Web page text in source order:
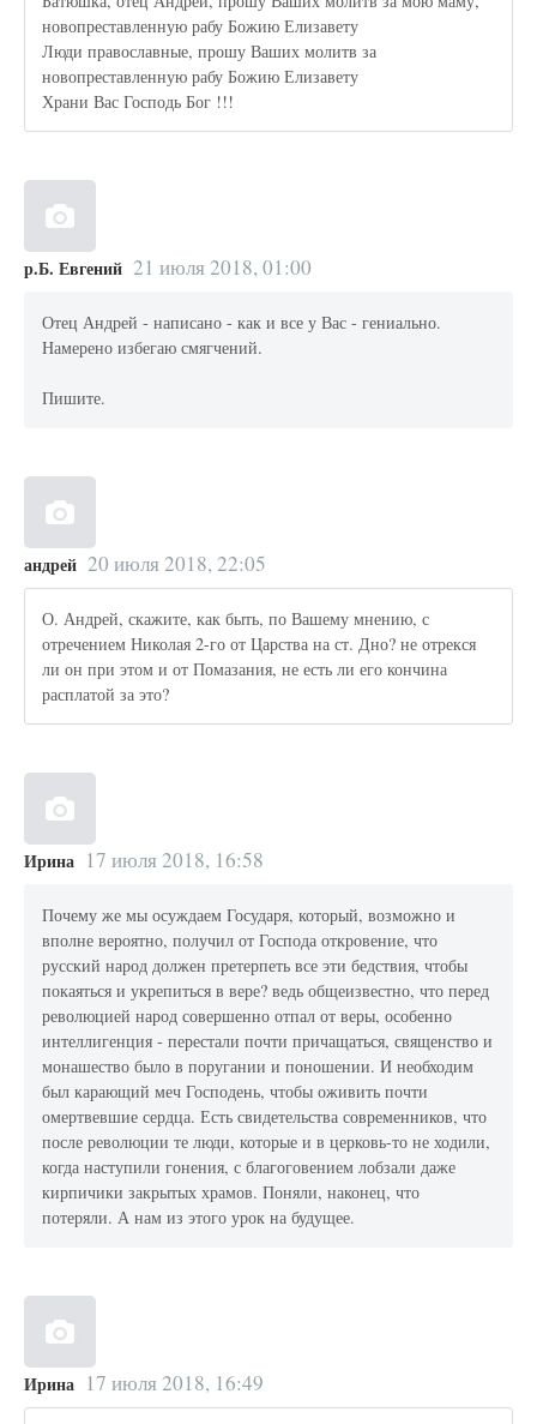
новопреставленную рабу Божию Елизавету
Люди православные, прошу Ваших молитв за
новопреставленную рабу Божию Елизавету
Храни Вас Господь Бог !!!
р.Б. Евгений 21 июля 2018, 01:00
Отец Андрей - написано - как и все у Вас - гениально.
Намерено избегаю смягчений.
Пишите.
андрей 20 июля 2018, 22:05
О. Андрей, скажите, как быть, по Вашему мнению, с
отречением Николая 2-го от Царства на ст. Дно? не отрекся
ли он при этом и от Помазания, не есть ли его кончина
расплатой за это?
Ирина 17 июля 2018, 16:58
Почему же мы осуждаем Государя, который, возможно и
вполне вероятно, получил от Господа откровение, что
русский народ должен претерпеть все эти бедствия, чтобы
покаяться и укрепиться в вере? ведь общеизвестно, что перед
революцией народ совершенно отпал от веры, особенно
интеллигенция - перестали почти причащаться, священство и
монашество было в поругании и поношении. И необходим
был карающий меч Господень, чтобы оживить почти
омертвевшие сердца. Есть свидетельства современников, что
после революции те люди, которые и в церковь-то не ходили,
когда наступили гонения, с благоговением лобзали даже
кирпичики закрытых храмов. Поняли, наконец, что
потеряли. А нам из этого урок на будущее.
Ирина 17 июля 2018, 16:49